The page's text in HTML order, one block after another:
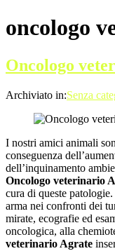
oncologo
Oncologo
Archiviato in:Senza
I nostri amici animali
conseguenza
dell’inquinamento
Oncologo veterinario
cura di queste
arma nei confronti dei
mirate, ecografie ed
oncologica, alla
veterinario Agrate